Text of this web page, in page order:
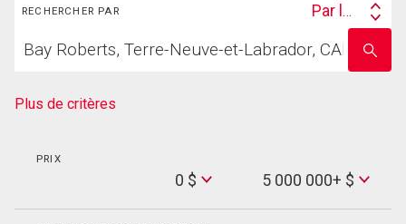
RECHERCHER PAR
Search
Par lieu
votre
nom
Plus de critères
PRIX
0 $
Max
Price
5 000 000+ $